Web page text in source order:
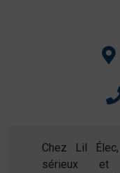
Chez Lil
sérieux et